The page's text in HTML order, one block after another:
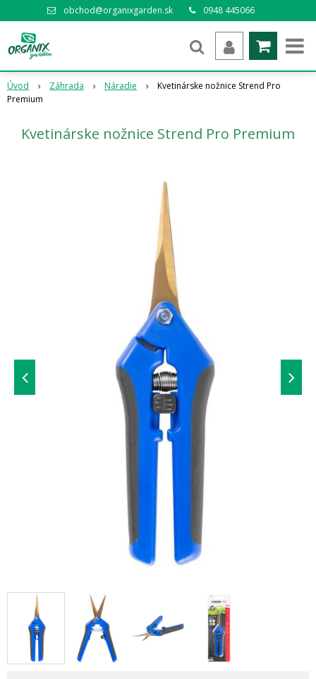
obchod@organixgarden.sk 0948 445066
Úvod Záhrada Náradie
Kvetinárske nožnice Strend Pro
Premium
Kvetinárske nožnice Strend Pro Premium